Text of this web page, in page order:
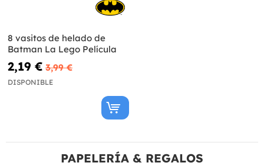
8 vasitos de helado de
Batman La Lego Película
2,19 € 3,99 €
DISPONIBLE
PAPELERÍA & REGALOS